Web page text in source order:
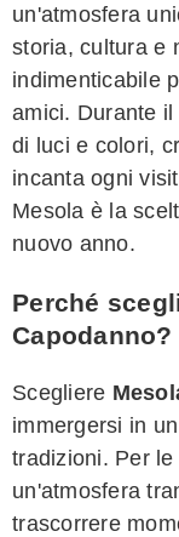
un'atmosfera
storia, cultura e
indimenticabile
amici. Durante
di luci e colori,
incanta ogni
Mesola è la
nuovo anno.
Perché
Capodanno?
Scegliere
immergersi in
tradizioni. Per le
un'atmosfera
trascorrere